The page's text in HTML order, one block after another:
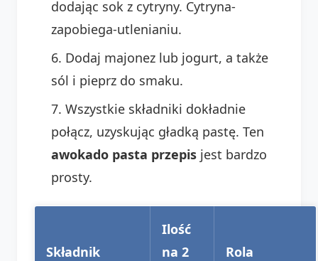
dodając sok z cytryny. Cytryna-
zapobiega-utlenianiu.
Dodaj majonez lub jogurt, a także
sól i pieprz do smaku.
Wszystkie składniki dokładnie
połącz, uzyskując gładką pastę. Ten
awokado pasta przepis jest bardzo
prosty.
Składnik
Ilość
na 2
Rola